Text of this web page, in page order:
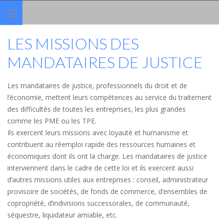
Toggle
navigation
LES MISSIONS DES
MANDATAIRES DE JUSTICE
Les mandataires de justice, professionnels du droit et de
l’économie, mettent leurs compétences au service du traitement
des difficultés de toutes les entreprises, les plus grandes
comme les PME ou les TPE.
Ils exercent leurs missions avec loyauté et humanisme et
contribuent au réemploi rapide des ressources humaines et
économiques dont ils ont la charge. Les mandataires de justice
interviennent dans le cadre de cette loi et ils exercent aussi
d’autres missions utiles aux entreprises : conseil, administrateur
provisoire de sociétés, de fonds de commerce, d’ensembles de
copropriété, d’indivisions successorales, de communauté,
séquestre, liquidateur amiable, etc.